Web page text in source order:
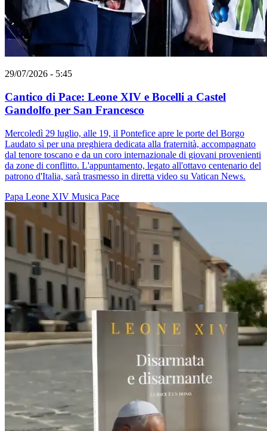
29/07/2026 - 5:45
Cantico di Pace: Leone XIV e Bocelli a Castel
Gandolfo per San Francesco
Mercoledì 29 luglio, alle 19, il Pontefice apre le porte del Borgo
Laudato sì per una preghiera dedicata alla fraternità, accompagnato
dal tenore toscano e da un coro internazionale di giovani provenienti
da zone di conflitto. L'appuntamento, legato all'ottavo centenario del
patrono d'Italia, sarà trasmesso in diretta video su Vatican News.
Papa Leone XIV Musica Pace